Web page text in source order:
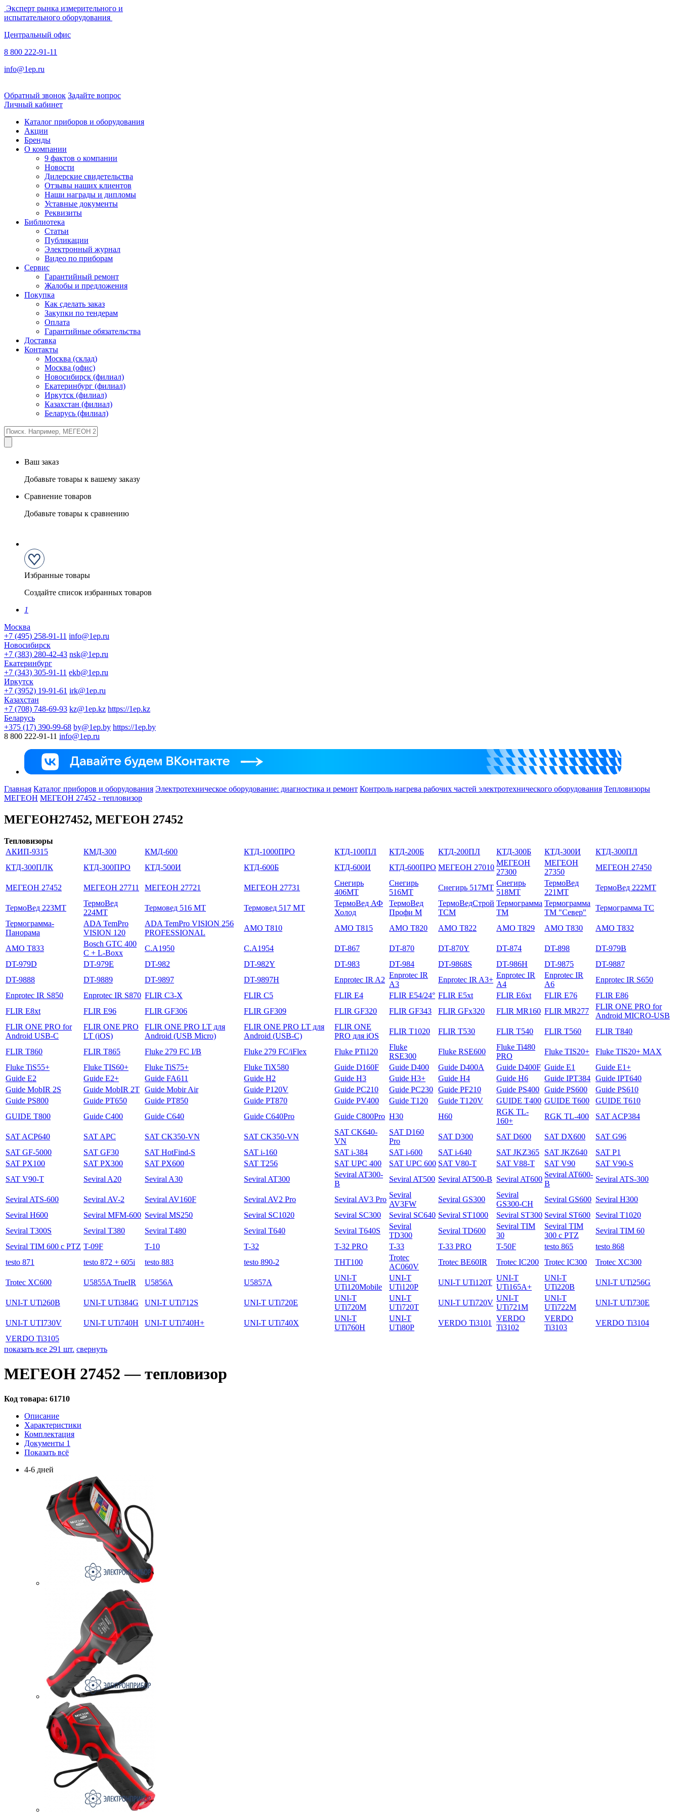
Эксперт рынка измерительного и
испытательного оборудования
Центральный офис
8 800 222-91-11
info@1ep.ru
Обратный звонок Задайте вопрос
Личный кабинет
Каталог приборов и оборудования
Акции
Бренды
О компании
9 фактов о компании
Новости
Дилерские свидетельства
Отзывы наших клиентов
Наши награды и дипломы
Уставные документы
Реквизиты
Библиотека
Статьи
Публикации
Электронный журнал
Видео по приборам
Сервис
Гарантийный ремонт
Жалобы и предложения
Покупка
Как сделать заказ
Закупки по тендерам
Оплата
Гарантийные обязательства
Доставка
Контакты
Москва (склад)
Москва (офис)
Новосибирск (филиал)
Екатеринбург (филиал)
Иркутск (филиал)
Казахстан (филиал)
Беларусь (филиал)
Ваш заказ
Добавьте товары к вашему заказу
Сравнение товаров
Добавьте товары к сравнению
Избранные товары
Создайте список избранных товаров
1
Москва
+7 (495) 258-91-11 info@1ep.ru
Новосибирск
+7 (383) 280-42-43 nsk@1ep.ru
Екатеринбург
+7 (343) 305-91-11 ekb@1ep.ru
Иркутск
+7 (3952) 19-91-61 irk@1ep.ru
Казахстан
+7 (708) 748-69-93 kz@1ep.kz https://1ep.kz
Беларусь
+375 (17) 390-99-68 by@1ep.by https://1ep.by
8 800 222-91-11 info@1ep.ru
Главная Каталог приборов и оборудования Электротехническое оборудование: диагностика и ремонт Контроль нагрева рабочих частей электротехнического оборудования Тепловизоры
МЕГЕОН МЕГЕОН 27452 - тепловизор
МЕГЕОН27452, МЕГЕОН 27452
Тепловизоры
АКИП-9315
КМД-300 КМД-600 КТД-1000ПРО КТД-100ПЛ КТД-200Б КТД-200ПЛ КТД-300Б КТД-300И
КТД-300ПЛ
КТД-300ПЛК
КТД-300ПРО КТД-500И КТД-600Б КТД-600И КТД-600ПРО МЕГЕОН 27010
МЕГЕОН
27300
МЕГЕОН
27350
МЕГЕОН 27450
МЕГЕОН 27452 МЕГЕОН 27711 МЕГЕОН 27721 МЕГЕОН 27731
Снегирь
406МТ
Снегирь
516МТ
Снегирь 517МТ
Снегирь
518МТ
ТермоВед
221МТ
ТермоВед 222МТ
ТермоВед 223МТ
ТермоВед
224МТ
Термовед 516 МТ Термовед 517 МТ
ТермоВед АФ
Холод
ТермоВед
Профи М
ТермоВедСтрой
ТСМ
Термограмма
ТМ
Термограмма
ТМ "Север"
Термограмма ТС
Термограмма-
Панорама
ADA TemPro
VISION 120
ADA TemPro VISION 256
PROFESSIONAL
AMO T810 AMO T815 AMO T820 AMO T822 AMO T829 AMO T830 AMO T832
AMO T833
Bosch GTC 400
C + L-Boxx
C.A1950 C.A1954 DT-867 DT-870 DT-870Y DT-874 DT-898
DT-979B
DT-979D
DT-979E DT-982 DT-982Y DT-983 DT-984 DT-9868S DT-986H DT-9875
DT-9887
DT-9888
DT-9889 DT-9897 DT-9897H Enprotec IR A2
Enprotec IR
A3
Enprotec IR A3+
Enprotec IR
A4
Enprotec IR
A6
Enprotec IR S650
Enprotec IR S850
Enprotec IR S870 FLIR C3-X FLIR C5 FLIR E4 FLIR E54/24° FLIR E5xt FLIR E6xt FLIR E76
FLIR E86
FLIR E8xt
FLIR E96 FLIR GF306 FLIR GF309 FLIR GF320 FLIR GF343 FLIR GFх320 FLIR MR160 FLIR MR277
FLIR ONE PRO for
Android MICRO-USB
FLIR ONE PRO for
Android USB-C
FLIR ONE PRO
LT (iOS)
FLIR ONE PRO LT для
Android (USB Micro)
FLIR ONE PRO LT для
Android (USB-C)
FLIR ONE
PRO для iOS
FLIR T1020 FLIR T530 FLIR T540 FLIR T560 FLIR T840
FLIR T860 FLIR T865 Fluke 279 FC I/B Fluke 279 FC/iFlex Fluke PTi120
Fluke
RSE300
Fluke RSE600
Fluke Ti480
PRO
Fluke TIS20+
Fluke TIS20+ MAX
Fluke TiS55+
Fluke TIS60+ Fluke TiS75+ Fluke TiX580 Guide D160F Guide D400 Guide D400A Guide D400F Guide E1
Guide E1+
Guide E2
Guide E2+ Guide FA611 Guide H2 Guide H3 Guide H3+ Guide H4 Guide H6 Guide IPT384 Guide IPT640
Guide MobIR 2S
Guide MobIR 2T Guide Mobir Air Guide P120V Guide PC210 Guide PC230 Guide PF210 Guide PS400 Guide PS600
Guide PS610
Guide PS800
Guide PT650 Guide PT850 Guide PT870 Guide PV400 Guide T120 Guide T120V GUIDE T400 GUIDE T600
GUIDE T610
GUIDE T800
Guide С400 Guide С640 Guide С640Pro Guide С800Pro H30 H60
RGK TL-
160+
RGK TL-400 SAT ACP384
SAT ACP640 SAT APC SAT CK350-VN SAT CK350-VN
SAT CK640-
VN
SAT D160
Pro
SAT D300 SAT D600 SAT DX600
SAT G96
SAT GF-5000
SAT GF30 SAT HotFind-S SAT i-160 SAT i-384 SAT i-600 SAT i-640 SAT JKZ365 SAT JKZ640
SAT P1
SAT PX100
SAT PX300 SAT PX600 SAT T256 SAT UPC 400 SAT UPC 600 SAT V80-T SAT V88-T SAT V90
SAT V90-S
SAT V90-T
Seviral A20 Seviral A30 Seviral AT300
Seviral AT300-
B
Seviral AT500 Seviral AT500-B Seviral AT600
Seviral AT600-
B
Seviral ATS-300
Seviral ATS-600 Seviral AV-2 Seviral AV160F Seviral AV2 Pro Seviral AV3 Pro
Seviral
AV3FW
Seviral GS300
Seviral
GS300-CH
Seviral GS600 Seviral H300
Seviral H600
Seviral MFM-600 Seviral MS250 Seviral SC1020 Seviral SC300 Seviral SC640 Seviral ST1000 Seviral ST300 Seviral ST600
Seviral T1020
Seviral T300S
Seviral T380 Seviral T480 Seviral T640 Seviral T640S
Seviral
TD300
Seviral TD600
Seviral TIM
30
Seviral TIM
300 с PTZ
Seviral TIM 60
Seviral TIM 600 с PTZ T-09F T-10 T-32 T-32 PRO T-33 T-33 PRO T-50F testo 865
testo 868
testo 871
testo 872 + 605i testo 883 testo 890-2 THT100
Trotec
AC060V
Trotec BE60IR Trotec IC200 Trotec IC300 Trotec XC300
Trotec XC600 U5855A TrueIR U5856A U5857A
UNI-T
UTi120Mobile
UNI-T
UTi120P
UNI-T UTi120T
UNI-T
UTi165A+
UNI-T
UTi220B
UNI-T UTi256G
UNI-T UTi260B UNI-T UTi384G UNI-T UTi712S UNI-T UTi720E
UNI-T
UTi720M
UNI-T
UTi720T
UNI-T UTi720V
UNI-T
UTi721M
UNI-T
UTi722M
UNI-T UTi730E
UNI-T UTI730V UNI-T UTi740H UNI-T UTi740H+ UNI-T UTi740X
UNI-T
UTi760H
UNI-T
UTi80P
VERDO Ti3101
VERDO
Ti3102
VERDO
Ti3103
VERDO Ti3104
VERDO Ti3105
показать все 291 шт. свернуть
МЕГЕОН 27452 — тепловизор
Код товара: 61710
Описание
Характеристики
Комплектация
Документы 1
Показать всё
4-6 дней